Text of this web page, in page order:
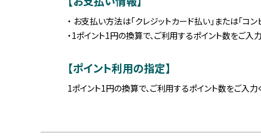
・ お支払い方法は「クレジットカード払い」または「コン
・1ポイント1円の換算で、ご利用するポイント数をご入
【ポイント利用の指定】
1ポイント1円の換算で、ご利用するポイント数をご入力